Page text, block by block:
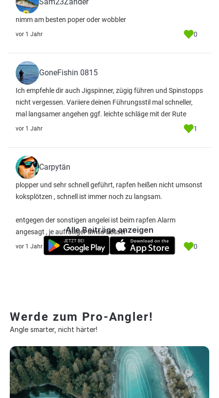
nimm am besten poper oder wobbler
vor 1 Jahr 0
GoneFishin 0815
Ich empfehle dir auch Jigspinner, zügig führen und Spinstopps
nicht vergessen. Variiere deinen Führungsstil mal schneller,
mal langsamer angehen ggf. leichte schläge mit der Rute
vor 1 Jahr 1
Carpytän
plopper und sehr schnell geführt, rapfen heißen nicht umsonst
koksplötzen , schnell ist immer noch zu langsam.
entgegen der sonstigen angelei ist beim rapfen Alarm
angesagt , je auffälliger umso besser
vor 1 Jahr 0
Alle Beiträge anzeigen
Werde zum Pro-Angler!
Angle smarter, nicht härter!